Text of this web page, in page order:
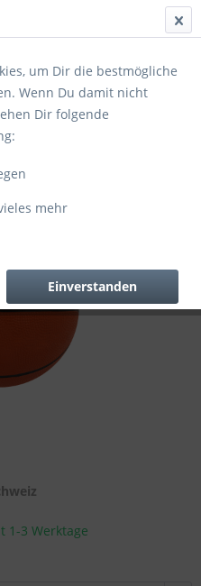
1-3 Werktage
um Dir die bestmögliche
Wenn Du damit nicht
Dir folgende
mehr
Einverstanden